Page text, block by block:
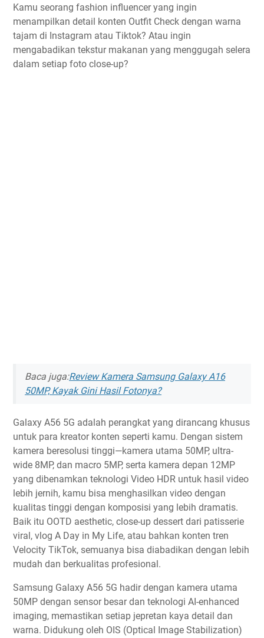
Kamu seorang fashion influencer yang ingin
menampilkan detail konten Outfit Check dengan warna
tajam di Instagram atau Tiktok? Atau ingin
mengabadikan tekstur makanan yang menggugah selera
dalam setiap foto close-up?
Baca juga:Review Kamera Samsung Galaxy A16
50MP, Kayak Gini Hasil Fotonya?
Galaxy A56 5G adalah perangkat yang dirancang khusus
untuk para kreator konten seperti kamu. Dengan sistem
kamera beresolusi tinggi—kamera utama 50MP, ultra-
wide 8MP, dan macro 5MP, serta kamera depan 12MP
yang dibenamkan teknologi Video HDR untuk hasil video
lebih jernih, kamu bisa menghasilkan video dengan
kualitas tinggi dengan komposisi yang lebih dramatis.
Baik itu OOTD aesthetic, close-up dessert dari patisserie
viral, vlog A Day in My Life, atau bahkan konten tren
Velocity TikTok, semuanya bisa diabadikan dengan lebih
mudah dan berkualitas profesional.
Samsung Galaxy A56 5G hadir dengan kamera utama
50MP dengan sensor besar dan teknologi AI-enhanced
imaging, memastikan setiap jepretan kaya detail dan
warna. Didukung oleh OIS (Optical Image Stabilization)